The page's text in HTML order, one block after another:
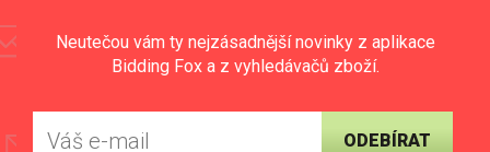
Neutečou vám ty nejzásadnější novinky z aplikace
Bidding Fox a z vyhledávačů zboží.
ODEBÍRAT